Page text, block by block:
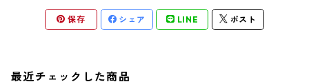
保存 シェア LINE ポスト
最近チェックした商品